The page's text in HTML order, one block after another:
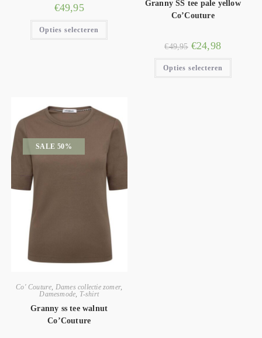
€49,95
Opties selecteren
Granny SS tee pale yellow
Co’Couture
€49,95 €24,98
Opties selecteren
SALE 50%
Co' Couture, Dames collectie zomer,
Damesmode, T-shirt
Granny ss tee walnut
Co’Couture